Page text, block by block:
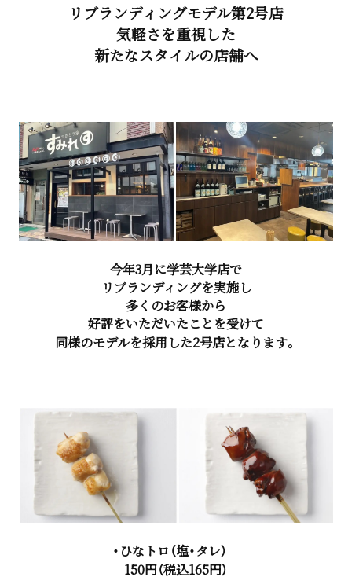
リブランディングモデル第2号店
気軽さを重視した
新たなスタイルの店舗へ
今年3月に学芸大学店で
リブランディングを実施し
多くのお客様から
好評をいただいたことを受けて
同様のモデルを採用した2号店となります。
・ひなトロ（塩・タレ）
150円（税込165円）